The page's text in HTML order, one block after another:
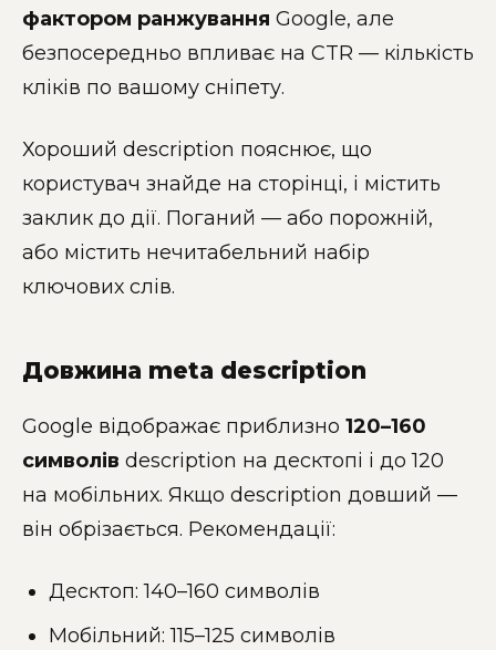
фактором ранжування Google, але
безпосередньо впливає на CTR — кількість
кліків по вашому сніпету.
Хороший description пояснює, що
користувач знайде на сторінці, і містить
заклик до дії. Поганий — або порожній,
або містить нечитабельний набір
ключових слів.
Довжина meta description
Google відображає приблизно 120–160
символів description на десктопі і до 120
на мобільних. Якщо description довший —
він обрізається. Рекомендації:
Десктоп: 140–160 символів
Мобільний: 115–125 символів